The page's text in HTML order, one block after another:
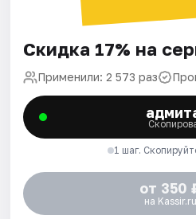
Скидка 17% на
Применили: 2 573 раз
1 шаг.
от 350
на Kassir.ru